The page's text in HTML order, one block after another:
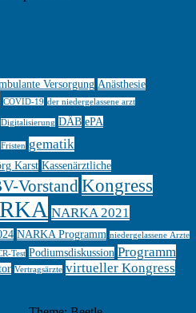
Versorgung Anästhesie
COVID-19 der niedergelassene arzt
Digitalisierung DÄB ePA
Fristen gematik
Karst Kassenärztliche
Vorstand Kongress
NARKA 2021
NARKA Programm niedergelassene Ärzte
Test Podiumsdiskussion Programm
Vertragsärzte virtueller Kongress